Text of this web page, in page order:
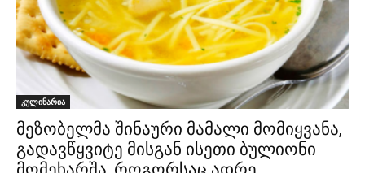
კულინარია
მეზობელმა შინაური მამალი მომიყვანა,
გადავწყვიტე მისგან ისეთი ბულიონი